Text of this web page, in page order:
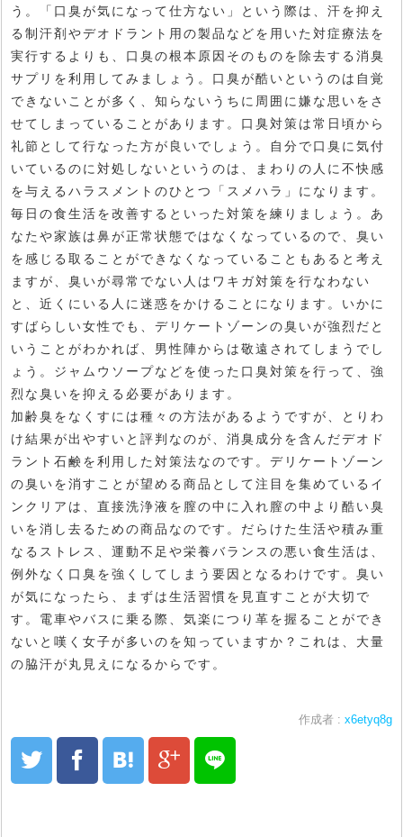
う。「口臭が気になって仕方ない」という際は、汗を抑え
る制汗剤やデオドラント用の製品などを用いた対症療法を
実行するよりも、口臭の根本原因そのものを除去する消臭
サプリを利用してみましょう。口臭が酷いというのは自覚
できないことが多く、知らないうちに周囲に嫌な思いをさ
せてしまっていることがあります。口臭対策は常日頃から
礼節として行なった方が良いでしょう。自分で口臭に気付
いているのに対処しないというのは、まわりの人に不快感
を与えるハラスメントのひとつ「スメハラ」になります。
毎日の食生活を改善するといった対策を練りましょう。あ
なたや家族は鼻が正常状態ではなくなっているので、臭い
を感じる取ることができなくなっていることもあると考え
ますが、臭いが尋常でない人はワキガ対策を行なわない
と、近くにいる人に迷惑をかけることになります。いかに
すばらしい女性でも、デリケートゾーンの臭いが強烈だと
いうことがわかれば、男性陣からは敬遠されてしまうでし
ょう。ジャムウソープなどを使った口臭対策を行って、強
烈な臭いを抑える必要があります。
加齢臭をなくすには種々の方法があるようですが、とりわ
け結果が出やすいと評判なのが、消臭成分を含んだデオド
ラント石鹸を利用した対策法なのです。デリケートゾーン
の臭いを消すことが望める商品として注目を集めているイ
ンクリアは、直接洗浄液を膣の中に入れ膣の中より酷い臭
いを消し去るための商品なのです。だらけた生活や積み重
なるストレス、運動不足や栄養バランスの悪い食生活は、
例外なく口臭を強くしてしまう要因となるわけです。臭い
が気になったら、まずは生活習慣を見直すことが大切で
す。電車やバスに乗る際、気楽につり革を握ることができ
ないと嘆く女子が多いのを知っていますか？これは、大量
の脇汗が丸見えになるからです。
作成者 : x6etyq8g